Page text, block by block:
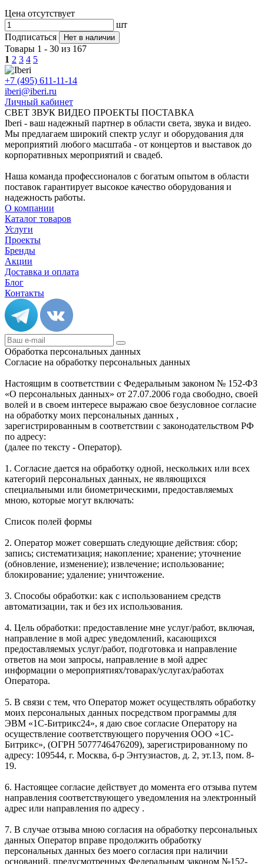
Цена отсутствует
шт
Подписаться
Нет в наличии
Товары 1 - 30 из 167
1 2 3 4 5
+7 (495) 611-11-14
iberi@iberi.ru
Личный кабинет
СВЕТ ЗВУК ВИДЕО ПРОЕКТЫ ПОСТАВКА
Iberi - ваш надежный партнер в области света, звука и видео.
Мы предлагаем широкий спектр услуг и оборудования для
мероприятий любого масштаба - от концертов и выставок до
корпоративных мероприятий и свадеб.
Наша команда профессионалов с богатым опытом в области
поставок гарантирует высокое качество оборудования и
надежность работы.
О компании
Каталог товаров
Услуги
Проекты
Бренды
Акции
Доставка и оплата
Блог
Контакты
Обработка персональных данных
Согласие на обработку персональных данных
Настоящим в соответствии с Федеральным законом № 152-ФЗ
«О персональных данных» от 27.07.2006 года свободно, своей
волей и в своем интересе выражаю свое безусловное согласие
на обработку моих персональных данных ,
зарегистрированным в соответствии с законодательством РФ
по адресу:
(далее по тексту - Оператор).
1. Согласие дается на обработку одной, нескольких или всех
категорий персональных данных, не являющихся
специальными или биометрическими, предоставляемых
мною, которые могут включать:
Список полей формы
2. Оператор может совершать следующие действия: сбор;
запись; систематизация; накопление; хранение; уточнение
(обновление, изменение); извлечение; использование;
блокирование; удаление; уничтожение.
3. Способы обработки: как с использованием средств
автоматизации, так и без их использования.
4. Цель обработки: предоставление мне услуг/работ, включая,
направление в мой адрес уведомлений, касающихся
предоставляемых услуг/работ, подготовка и направление
ответов на мои запросы, направление в мой адрес
информации о мероприятиях/товарах/услугах/работах
Оператора.
5. В связи с тем, что Оператор может осуществлять обработку
моих персональных данных посредством программы для
ЭВМ «1С-Битрикс24», я даю свое согласие Оператору на
осуществление соответствующего поручения ООО «1С-
Битрикс», (ОГРН 5077746476209), зарегистрированному по
адресу: 109544, г. Москва, б-р Энтузиастов, д. 2, эт.13, пом. 8-
19.
6. Настоящее согласие действует до момента его отзыва путем
направления соответствующего уведомления на электронный
адрес или направления по адресу .
7. В случае отзыва мною согласия на обработку персональных
данных Оператор вправе продолжить обработку
персональных данных без моего согласия при наличии
оснований, предусмотренных Федеральным законом №152-